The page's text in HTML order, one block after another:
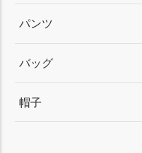
パンツ
バッグ
帽子